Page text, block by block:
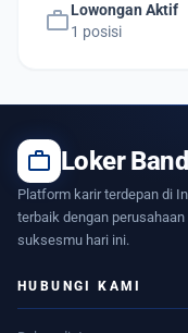
workLowongan Aktif
1 posisi
work Loker
Platform karir terdepan di
terbaik dengan
suksesmu hari ini.
HUBUNGI KAMI